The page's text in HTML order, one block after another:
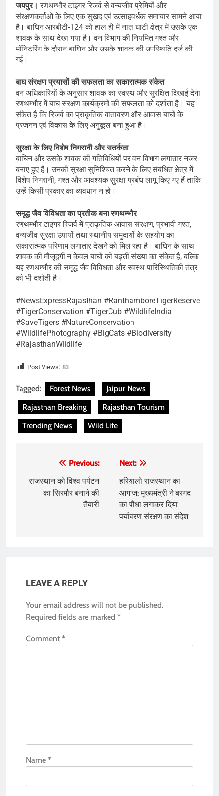
जयपुर।रणथम्भौर टाइगर रिजर्व से वन्यजीव प्रेमियों और
संरक्षणकर्ताओं के लिए एक सुखद एवं उत्साहवर्धक समाचार सामने आया
है। बाघिन आरबीटी-124 को हाल ही में नाल घाटी क्षेत्र में उसके एक
शावक के साथ देखा गया है। वन विभाग की नियमित गश्त और
मॉनिटरिंग के दौरान बाघिन और उसके शावक की उपस्थिति दर्ज की
गई।
बाघ संरक्षण प्रयासों की सफलता का सकारात्मक संकेत
वन अधिकारियों के अनुसार शावक का स्वस्थ और सुरक्षित दिखाई देना
रणथम्भौर में बाघ संरक्षण कार्यक्रमों की सफलता को दर्शाता है। यह
संकेत है कि रिजर्व का प्राकृतिक वातावरण और आवास बाघों के
प्रजनन एवं विकास के लिए अनुकूल बना हुआ है।
सुरक्षा के लिए विशेष निगरानी और सतर्कता
बाघिन और उसके शावक की गतिविधियों पर वन विभाग लगातार नजर
बनाए हुए है। उनकी सुरक्षा सुनिश्चित करने के लिए संबंधित क्षेत्र में
विशेष निगरानी, गश्त और आवश्यक सुरक्षा प्रबंध लागू किए गए हैं ताकि
उन्हें किसी प्रकार का व्यवधान न हो।
समृद्ध जैव विविधता का प्रतीक बना रणथम्भौर
रणथम्भौर टाइगर रिजर्व में प्राकृतिक आवास संरक्षण, प्रभावी गश्त,
वन्यजीव सुरक्षा उपायों तथा स्थानीय समुदायों के सहयोग का
सकारात्मक परिणाम लगातार देखने को मिल रहा है। बाघिन के साथ
शावक की मौजूदगी न केवल बाघों की बढ़ती संख्या का संकेत है, बल्कि
यह रणथम्भौर की समृद्ध जैव विविधता और स्वस्थ पारिस्थितिकी तंत्र
को भी दर्शाती है।
#NewsExpressRajasthan #RanthamboreTigerReserve
#TigerConservation #TigerCub #WildlifeIndia
#SaveTigers #NatureConservation
#WildlifePhotography #BigCats #Biodiversity
#RajasthanWildlife
Post Views: 83
Tagged: Forest News
Jaipur News
Rajasthan Breaking
Rajasthan Tourism
Trending News
Wild Life
navigation
Previous:
राजस्थान को विश्व पर्यटन
का सिरमौर बनाने की
तैयारी
Next:
हरियालो राजस्थान का
आगाज: मुख्यमंत्री ने बरगद
का पौधा लगाकर दिया
पर्यावरण संरक्षण का संदेश
LEAVE A REPLY
Your email address will not be published.
Required fields are marked *
Comment *
Name *